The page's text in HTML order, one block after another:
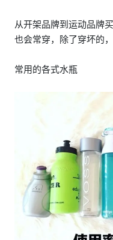
从开架品牌到运动品牌
也会常穿，除了穿坏的
常用的各式水瓶